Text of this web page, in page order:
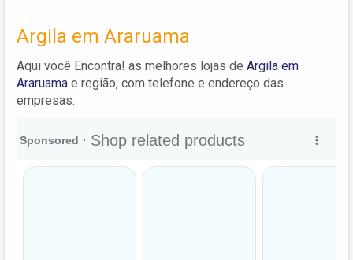
Argila em Araruama
Aqui você Encontra! as melhores lojas de Argila em
Araruama e região, com telefone e endereço das
empresas.